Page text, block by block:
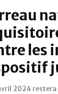
les
2024
de